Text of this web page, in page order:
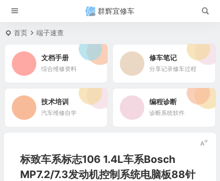
群辉宜修车
首页 端子速查
文档手册
综合维修资料
修车笔记
分享记录修车过程
技术培训
汽车维修自学
编程诊断
诊断系统软件
标致车系标志106 1.4L车系Bosch
MP7.2/7.3发动机控制系统电脑板88针